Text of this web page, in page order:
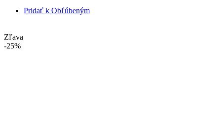
Pridať k Obľúbeným
Zľava
-25%